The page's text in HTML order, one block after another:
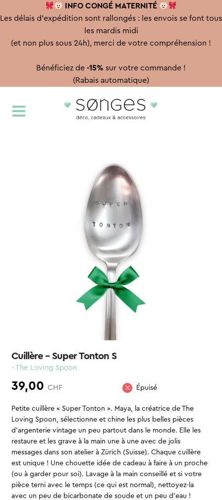
INFO CONGÉ MATERNITÉ
Les délais d'expédition sont rallongés : les envois se font tous
les mardis midi
(et non plus sous 24h), merci de votre compréhension !
Bénéficiez de -15% sur votre commande !
(Rabais automatique)
à
au
Cuillère – Super Tonton S
- The Loving Spoon
39,00 CHF Épuisé
Petite cuillère « Super Tonton ». Maya, la créatrice de The
Loving Spoon, sélectionne et chine les plus belles pièces
d’argenterie vintage un peu partout dans le monde. Elle les
restaure et les grave à la main une à une avec de jolis
messages dans son atelier à Zürich (Suisse). Chaque cuillère
est unique ! Une chouette idée de cadeau à faire à un proche
(ou à garder pour soi). Lavage à la main conseillé et si votre
pièce terni avec le temps (ce qui est normal), nettoyez-la
avec un peu de bicarbonate de soude et un peu d’eau !